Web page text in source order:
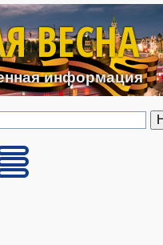
Перейти к основному
ВЕСНА
информация